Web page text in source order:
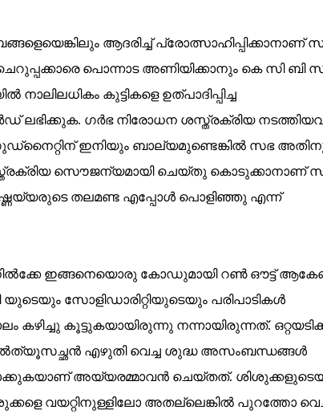
ആദരിച്ച് പ്രോത്സാഹിപ്പിക്കാനാണ്
പൊന്നാട അണിയിക്കാനും കെ സി ബി
കുട്ടികളെ ഉത്പാദിപ്പിച്ച
ലഭിക്കുക. ഗര്‍ഭ നിരോധന ശസ്ത്രക്രിയ
ഇനിയും ബാല്യമുണ്ടെങ്കില്‍ സഭ
സൌജന്യമായി ചെയ്തു കൊടുക്കാനാണ്
തലമണ്ട എപ്പോള്‍ പൊളിഞ്ഞു എന്ന്
ഇങ്ങനെയൊരു കോഡുമായി റണ്‍ ഔട്ട്‌
സോളിഡാരിറ്റിയുടെയും പരിപാടികള്‍
കഴിച്ചു കൂട്ടുകയായിരുന്നു നന്നായിരുന്നത്.
എഴുതി വെച്ച ശുദ്ധ അസംബന്ധങ്ങള്‍
അയ്യരമ്മാവന്‍ ചെയ്തത്.
വയറ്റിനുള്ളിലോ അതല്ലെങ്കില്‍ പുറത്തോ